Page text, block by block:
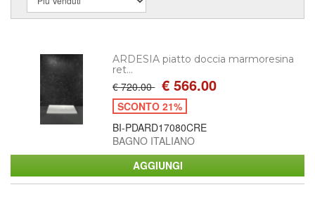
ARDESIA piatto doccia marmoresina
ret...
€ 720.00 € 566.00
SCONTO 21%
BI-PDARD17080CRE
BAGNO ITALIANO